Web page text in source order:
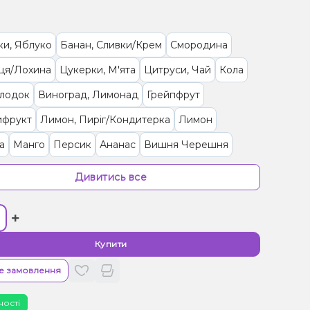
Яблуко Банан, Сливки/Крем
Смородина
Лохина
Цукерки, М'ята Цитруси, Чай
Кола
Виноград, Лимонад
Грейпфрут
Лимон, Пиріг/Кондитерка
Лимон
Манго Персик Ананас
Вишня Черешня
Кавун
Апельсин
Ягоди
Лід/Холодок, Ягоди
Обліпиха
Груша/Дюшес, Лимонад
Лайм Помело
фрукт
Дивитись все
+
Купити
замовлення